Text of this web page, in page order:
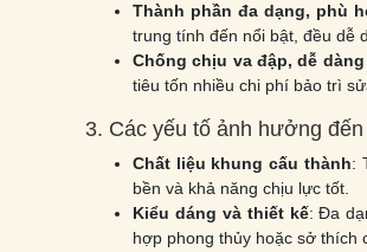
Thành phần đa dạng, phù
trung tính đến nổi bật, đều dễ
Chống chịu va đập, dễ
tiêu tốn nhiều chi phí bảo trì
3. Các yếu tố ảnh hưởng
Chất liệu khung cấu thành:
bền và khả năng chịu lực tốt.
Kiểu dáng và thiết kế: Đa
hợp phong thủy hoặc sở thích